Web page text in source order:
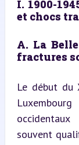
I. 1900-
et chocs
A. La
fractures
Le début du
souvent